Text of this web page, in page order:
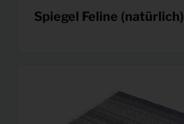
Spiegel Feline (natürlich)